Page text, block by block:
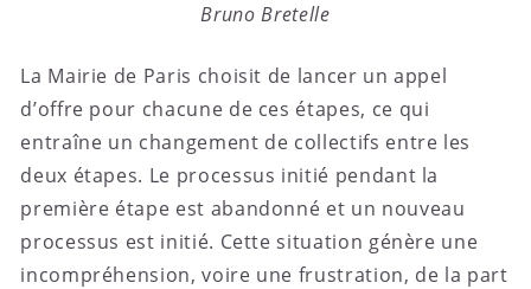
Bruno Bretelle
La Mairie de Paris choisit de lancer un appel
d’offre pour chacune de ces étapes, ce qui
entraîne un changement de collectifs entre les
deux étapes. Le processus initié pendant la
première étape est abandonné et un nouveau
processus est initié. Cette situation génère une
incompréhension, voire une frustration, de la part